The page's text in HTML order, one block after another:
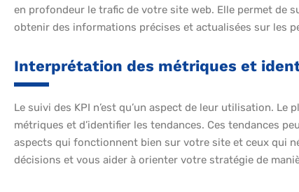
en profondeur le trafic de votre site web. Elle permet de
obtenir des informations précises et actualisées sur les
Interprétation des métriques et
Le suivi des KPI n’est qu’un aspect de leur utilisation.
métriques et d’identifier les tendances. Ces tendances
aspects qui fonctionnent bien sur votre site et ceux qui
décisions et vous aider à orienter votre stratégie de